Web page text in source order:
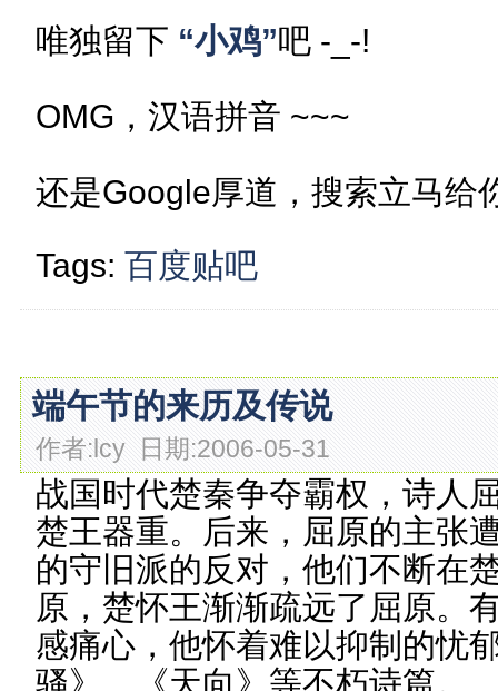
唯独留下 “小鸡”吧 -_-!
OMG，汉语拼音 ~~~
还是Google厚道，搜索立马给
Tags:百度贴吧
端午节的来历及传说
作者:lcy 日期:2006-05-31
战国时代楚秦争夺霸权，诗人
楚王器重。后来，屈原的主张
的守旧派的反对，他们不断在
原，楚怀王渐渐疏远了屈原。
感痛心，他怀着难以抑制的忧
骚》、《天向》等不朽诗篇。